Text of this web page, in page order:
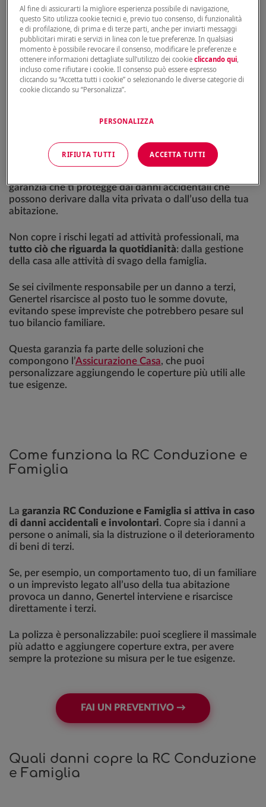
Indice
Cos’è la Responsabilità Civile
garanzia che ti protegge dai danni accidentali che
possono derivare dalla vita privata o dall’uso della tua
abitazione.
Non copre i rischi legati ad attività professionali, ma
tutto ciò che riguarda la quotidianità: dalla gestione
della casa alle attività di svago della famiglia.
Se sei civilmente responsabile per un danno a terzi,
Genertel risarcisce al posto tuo le somme dovute,
evitando spese impreviste che potrebbero pesare sul
tuo bilancio familiare.
Questa garanzia fa parte delle soluzioni che
compongono l’Assicurazione Casa, che puoi
personalizzare aggiungendo le coperture più utili alle
tue esigenze.
Come funziona la RC Conduzione e
Famiglia
La garanzia RC Conduzione e Famiglia si attiva in caso
di danni accidentali e involontari. Copre sia i danni a
persone o animali, sia la distruzione o il deterioramento
di beni di terzi.
Se, per esempio, un comportamento tuo, di un familiare
o un imprevisto legato all’uso della tua abitazione
provoca un danno, Genertel interviene e risarcisce
direttamente i terzi.
La polizza è personalizzabile: puoi scegliere il massimale
più adatto e aggiungere coperture extra, per avere
sempre la protezione su misura per le tue esigenze.
FAI UN PREVENTIVO →
Quali danni copre la RC Conduzione
e Famiglia
Al fine di assicurarti la migliore esperienza possibile di navigazione,
questo Sito utilizza cookie tecnici e, previo tuo consenso, di funzionalità
e di profilazione, di prima e di terze parti, anche per inviarti messaggi
pubblicitari mirati e servizi in linea con le tue preferenze. In qualsiasi
momento è possibile revocare il consenso, modificare le preferenze e
ottenere informazioni dettagliate sull’utilizzo dei cookiecliccando qui
incluso come rifiutare i cookie. Il consenso può essere espresso
cliccando su “Accetta tutti i cookie” o selezionando le diverse categorie di
cookie cliccando su “Personalizza”.
PERSONALIZZA
RIFIUTA TUTTI ACCETTA TUTTI